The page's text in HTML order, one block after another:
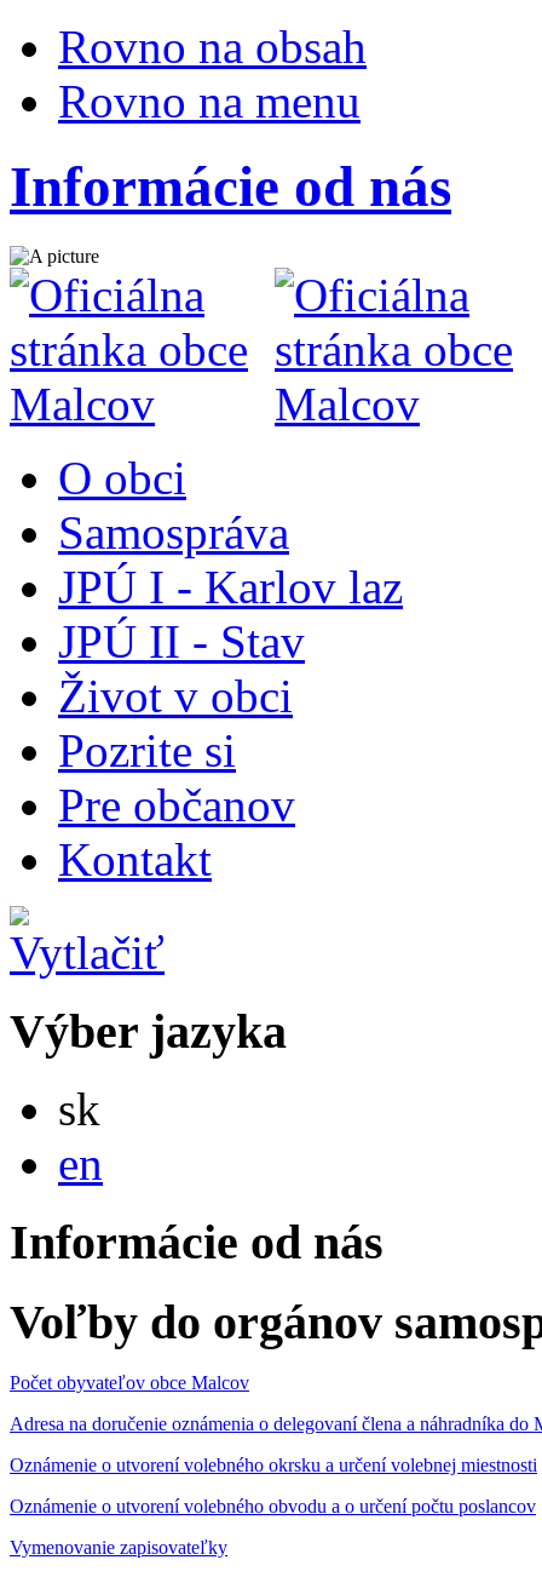
Rovno na obsah
Rovno na menu
Informácie od nás
O obci
Samospráva
JPÚ I - Karlov laz
JPÚ II - Stav
Život v obci
Pozrite si
Pre občanov
Kontakt
Výber jazyka
sk
en
Informácie od nás
Voľby do orgánov
Počet obyvateľov obce Malcov
Adresa na doručenie oznámenia o delegovaní člena a náhradníka
Oznámenie o utvorení volebného okrsku a určení volebnej miestnosti
Oznámenie o utvorení volebného obvodu a o určení počtu poslancov
Vymenovanie zapisovateľky